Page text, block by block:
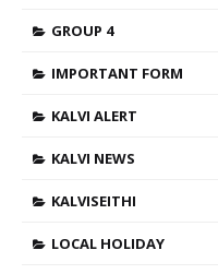
GROUP 4
IMPORTANT FORM
KALVI ALERT
KALVI NEWS
KALVISEITHI
LOCAL HOLIDAY